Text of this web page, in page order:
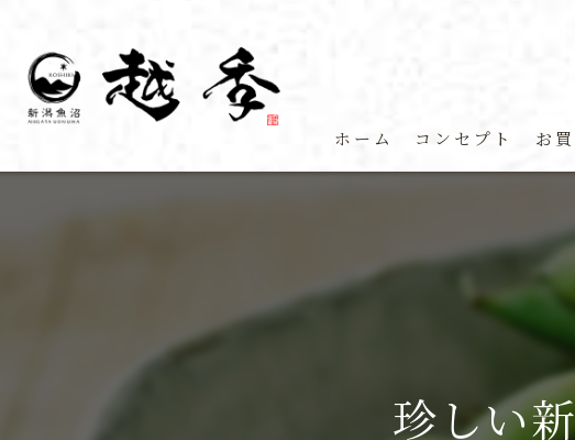
ホーム コンセプト お
珍しい